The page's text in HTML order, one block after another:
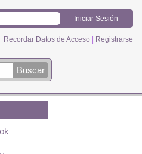
Recordar Datos de Acceso Registrarse